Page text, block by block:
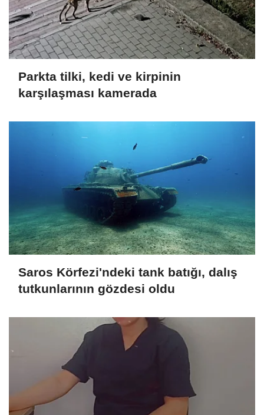
Parkta tilki, kedi ve kirpinin
karşılaşması kamerada
Saros Körfezi'ndeki tank batığı, dalış
tutkunlarının gözdesi oldu